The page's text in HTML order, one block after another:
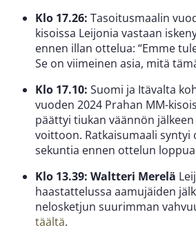
Klo 17.26: Tasoitusmaalin
kisoissa Leijonia vastaan
ennen illan ottelua: “Emme
Se on viimeinen asia, mitä
Klo 17.10: Suomi ja Itävalta
vuoden 2024 Prahan MM-
päättyi tiukan väännön
voittoon. Ratkaisumaali syntyi
sekuntia ennen ottelun
Klo 13.39: Waltteri Merelä
haastattelussa aamujäiden
nelosketjun suurimman
täältä.